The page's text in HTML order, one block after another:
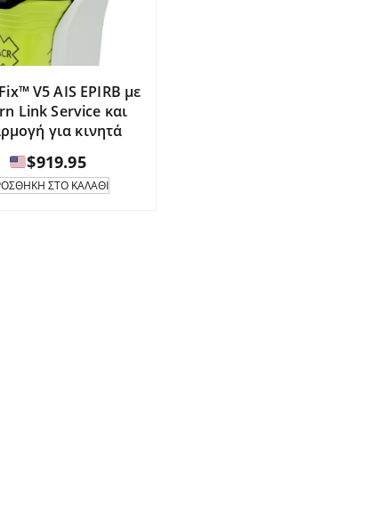
V5 AIS EPIRB με
Link Service και
για κινητά
$919.95
ΣΤΟ ΚΑΛΆΘΙ